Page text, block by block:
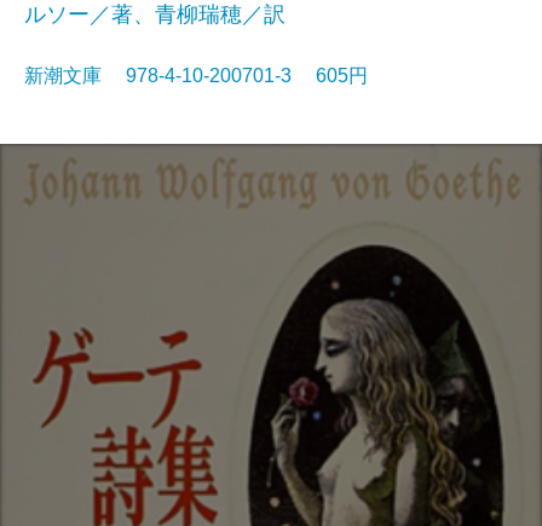
ルソー／著、青柳瑞穂／訳
新潮文庫 978-4-10-200701-3 605円